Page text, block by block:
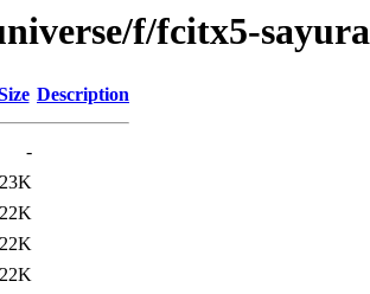
f/fcitx5-sayura
Description
-
23K
22K
22K
22K